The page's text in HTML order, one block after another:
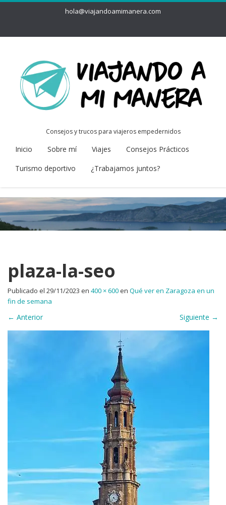
hola@viajandoamimanera.com
Consejos y trucos para viajeros empedernidos
Inicio Sobre mí Viajes
Consejos Prácticos
Turismo deportivo
¿Trabajamos juntos?
plaza-la-seo
Publicado el 29/11/2023 en 400 × 600en Qué ver en Zaragoza en un
fin de semana
← Anterior Siguiente →